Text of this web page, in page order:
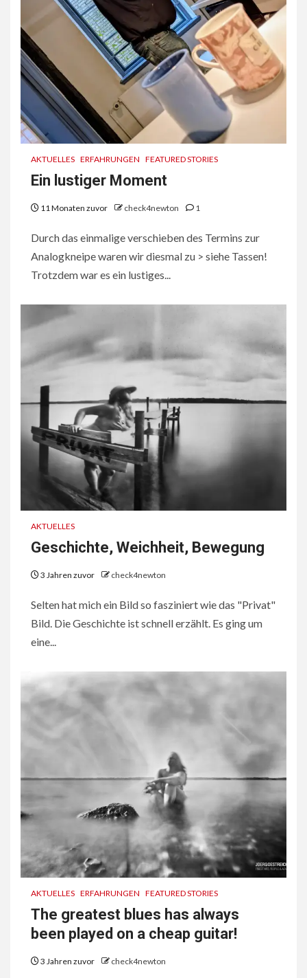
AKTUELLES ERFAHRUNGEN FEATURED STORIES
Ein lustiger Moment
11 Monaten zuvor check4newton 1
Durch das einmalige verschieben des Termins zur
Analogkneipe waren wir diesmal zu > siehe Tassen!
Trotzdem war es ein lustiges...
AKTUELLES
Geschichte, Weichheit, Bewegung
3 Jahren zuvor check4newton
Selten hat mich ein Bild so fasziniert wie das "Privat"
Bild. Die Geschichte ist schnell erzählt. Es ging um
eine...
AKTUELLES ERFAHRUNGEN FEATURED STORIES
The greatest blues has always
been played on a cheap guitar!
3 Jahren zuvor check4newton